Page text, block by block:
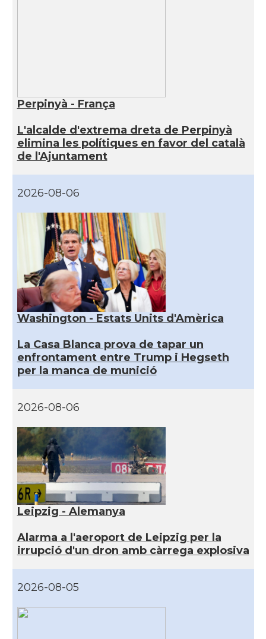
Perpinyà - França
L'alcalde d'extrema dreta de Perpinyà
elimina les polítiques en favor del català
de l'Ajuntament
2026-08-06
Washington - Estats Units d'Amèrica
La Casa Blanca prova de tapar un
enfrontament entre Trump i Hegseth
per la manca de munició
2026-08-06
Leipzig - Alemanya
Alarma a l'aeroport de Leipzig per la
irrupció d'un dron amb càrrega explosiva
2026-08-05